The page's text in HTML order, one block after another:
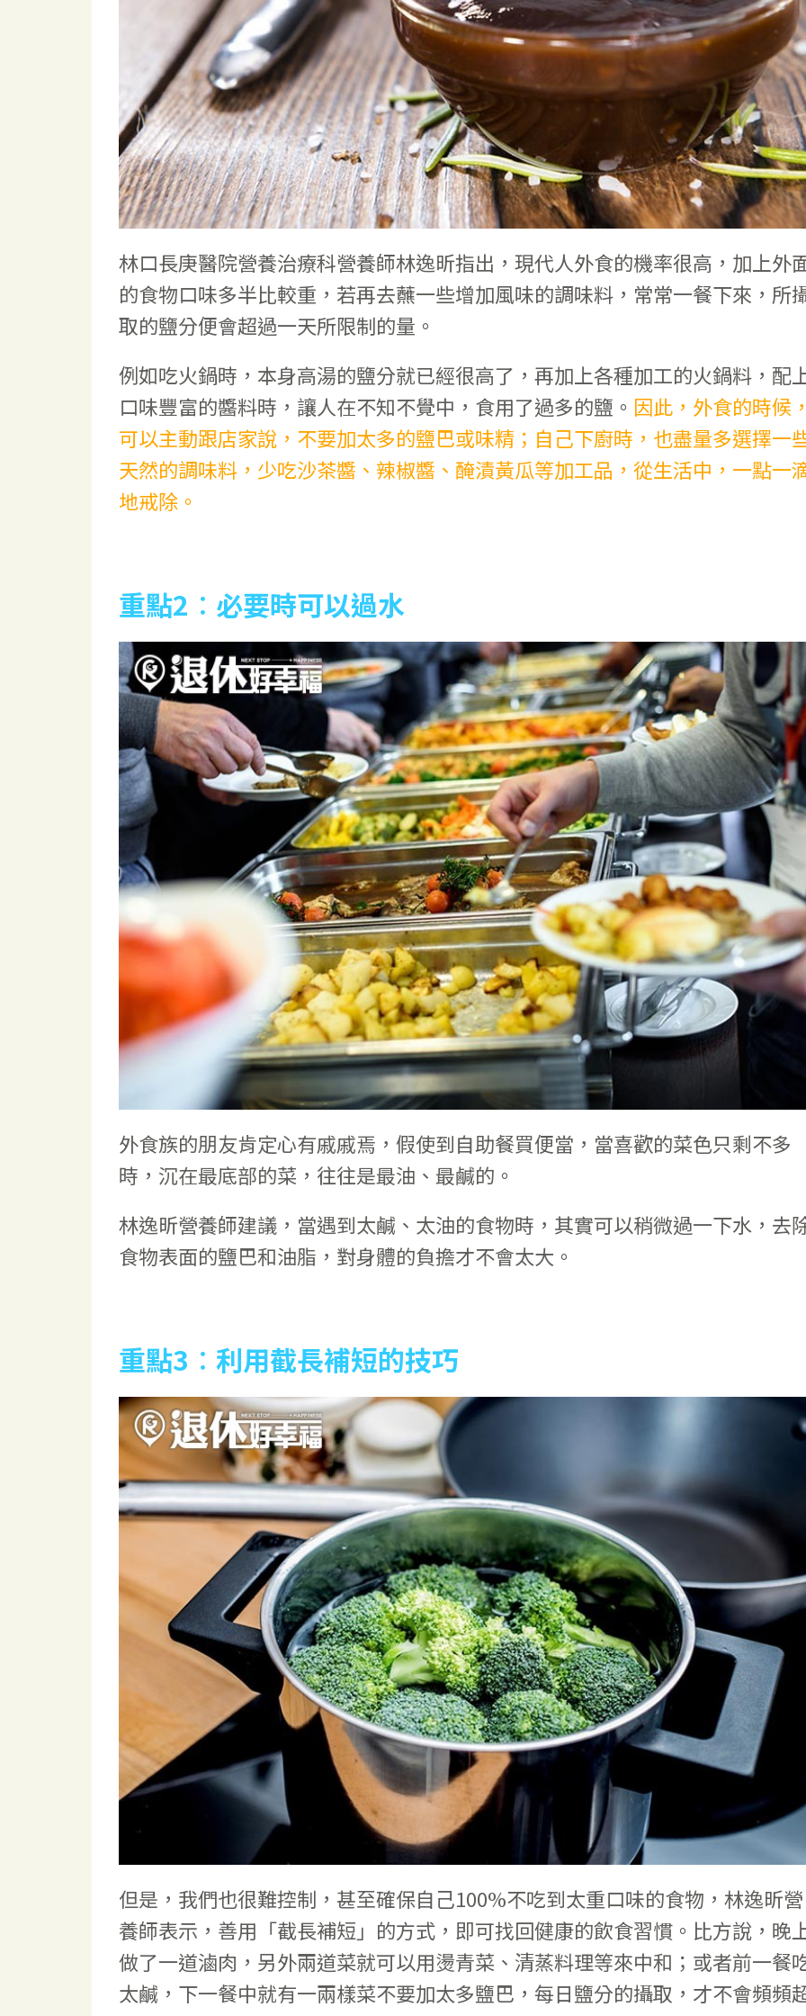
林口長庚醫院營養治療科營養師林逸昕指出，現代人外食的機率很高，加上外
的食物口味多半比較重，若再去蘸一些增加風味的調味料，常常一餐下來，所
取的鹽分便會超過一天所限制的量。
例如吃火鍋時，本身高湯的鹽分就已經很高了，再加上各種加工的火鍋料，配
口味豐富的醬料時，讓人在不知不覺中，食用了過多的鹽。 因此，外食的時候
可以主動跟店家說，不要加太多的鹽巴或味精；自己下廚時，也盡量多選擇一
天然的調味料，少吃沙茶醬、辣椒醬、醃漬黃瓜等加工品，從生活中，一點一
地戒除。
重點2 ︰ 必要時可以過水
外食族的朋友肯定心有戚戚焉，假使到自助餐買便當，當喜歡的菜色只剩不多
時，沉在最底部的菜，往往是最油、最鹹的。
林逸昕營養師建議，當遇到太鹹、太油的食物時，其實可以稍微過一下水，去
食物表面的鹽巴和油脂，對身體的負擔才不會太大。
重點3 ︰利用截長補短的技巧
但是，我們也很難控制，甚至確保自己100%不吃到太重口味的食物，林逸昕營
養師表示，善用「截長補短」的方式，即可找回健康的飲食習慣。比方說，晚
做了一道滷肉，另外兩道菜就可以用燙青菜、清蒸料理等來中和；或者前一餐
太鹹，下一餐中就有一兩樣菜不要加太多鹽巴，每日鹽分的攝取，才不會頻頻